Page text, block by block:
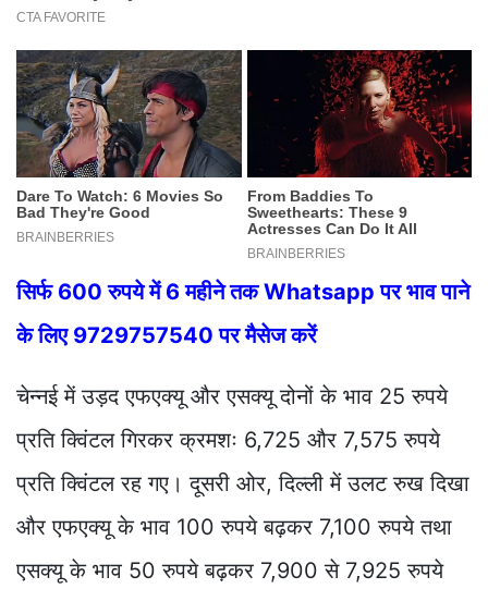
सिर्फ 600 रुपये में 6 महीने तक Whatsapp पर भाव पाने
के लिए 9729757540 पर मैसेज करें
चेन्नई में उड़द एफएक्यू और एसक्यू दोनों के भाव 25 रुपये
प्रति क्विंटल गिरकर क्रमशः 6,725 और 7,575 रुपये
प्रति क्विंटल रह गए। दूसरी ओर, दिल्ली में उलट रुख दिखा
और एफएक्यू के भाव 100 रुपये बढ़कर 7,100 रुपये तथा
एसक्यू के भाव 50 रुपये बढ़कर 7,900 से 7,925 रुपये